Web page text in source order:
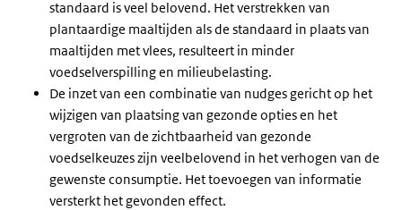
standaard is veel belovend. Het verstrekken van
plantaardige maaltijden als de standaard in plaats van
maaltijden met vlees, resulteert in minder
voedselverspilling en milieubelasting.
De inzet van een combinatie van nudges gericht op het
wijzigen van plaatsing van gezonde opties en het
vergroten van de zichtbaarheid van gezonde
voedselkeuzes zijn veelbelovend in het verhogen van de
gewenste consumptie. Het toevoegen van informatie
versterkt het gevonden effect.